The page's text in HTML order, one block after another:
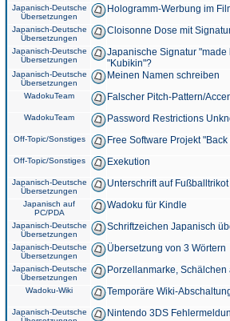
Japanisch-Deutsche
Übersetzungen
Hologramm-Werbung im
Japanisch-Deutsche
Übersetzungen
Cloisonne Dose mit
Japanisch-Deutsche
Übersetzungen
Japanische Signatur
"Kubikin"?
Japanisch-Deutsche
Übersetzungen
Meinen Namen schreiben
WadokuTeam Falscher Pitch-Pattern/
WadokuTeam Password Restrictions
Off-Topic/Sonstiges Free Software Projekt
Off-Topic/Sonstiges Exekution
Japanisch-Deutsche
Übersetzungen
Unterschrift auf Fußballtrikot
Japanisch auf
PC/PDA
Wadoku für Kindle
Japanisch-Deutsche
Übersetzungen
Schriftzeichen Japanisch
Japanisch-Deutsche
Übersetzungen
Übersetzung von 3 Wörtern
Japanisch-Deutsche
Übersetzungen
Porzellanmarke, Schälchen
Wadoku-Wiki Temporäre Wiki-
Japanisch-Deutsche
Nintendo 3DS